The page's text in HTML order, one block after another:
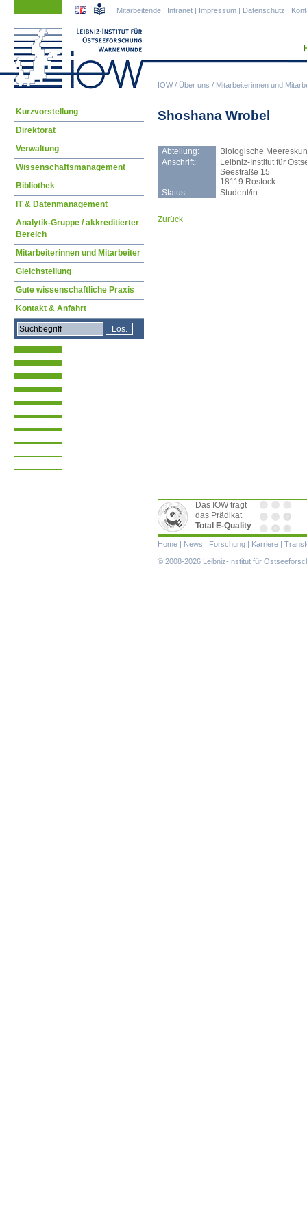
IOW/ Über uns / Mitarbeiterinnen und
Mitarbeitende | Intranet | Impressum | Datenschutz |
Shoshana Wrobel
Abteilung:
Biologische
Anschrift:
Leibniz-Institut für
Seestraße 15
18119 Rostock
Status:
Student/in
Zurück
Navigation
Kurzvorstellung
Direktorat
Verwaltung
Wissenschaftsmanagement
Bibliothek
IT & Datenmanagement
Analytik-Gruppe / akkreditierter
Bereich
Mitarbeiterinnen und Mitarbeiter
Gleichstellung
Gute wissenschaftliche Praxis
Kontakt & Anfahrt
Das IOW trägt
das Prädikat
Total E-Quality
Navigation
überspringen
Home | News | Forschung | Karriere |
© 2008-2026 Leibniz-Institut für